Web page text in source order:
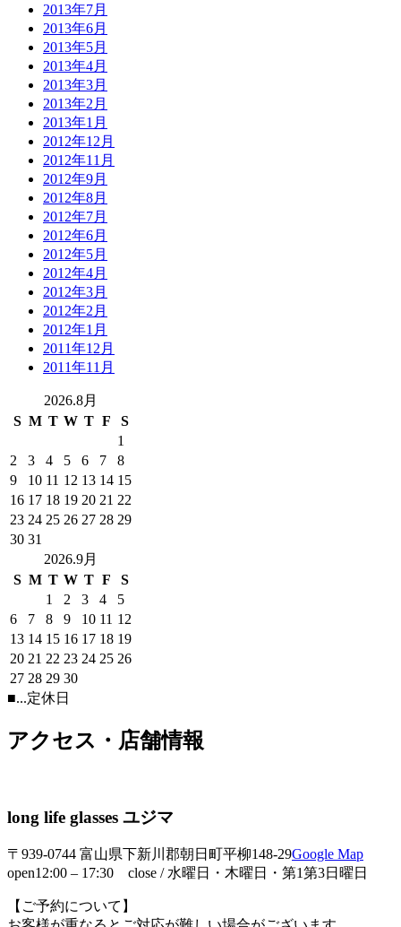
2013年7月
2013年6月
2013年5月
2013年4月
2013年3月
2013年2月
2013年1月
2012年12月
2012年11月
2012年9月
2012年8月
2012年7月
2012年6月
2012年5月
2012年4月
2012年3月
2012年2月
2012年1月
2011年12月
2011年11月
2026.8月
S M T W T F
S
1
2
3 4 5 6 7
8
9
10 11 12 13 14 15
16 17 18 19 20 21 22
23 24 25 26 27 28 29
30 31
2026.9月
S M T W T F
S
1
2 3 4
5
6
7 8 9 10 11 12
13 14 15 16 17 18 19
20 21 22 23 24 25 26
27 28 29 30
■...定休日
アクセス・店舗情報
long life glasses ユジマ
〒939-0744 富山県下新川郡朝日町平柳148-29Google Map
open12:00 – 17:30 close / 水曜日・木曜日・第1第3日曜日
【ご予約について】